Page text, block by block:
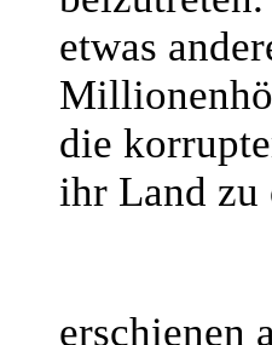
etwas
die
ihr Land zu
erschienen